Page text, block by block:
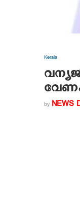
Kerala
by NEWS